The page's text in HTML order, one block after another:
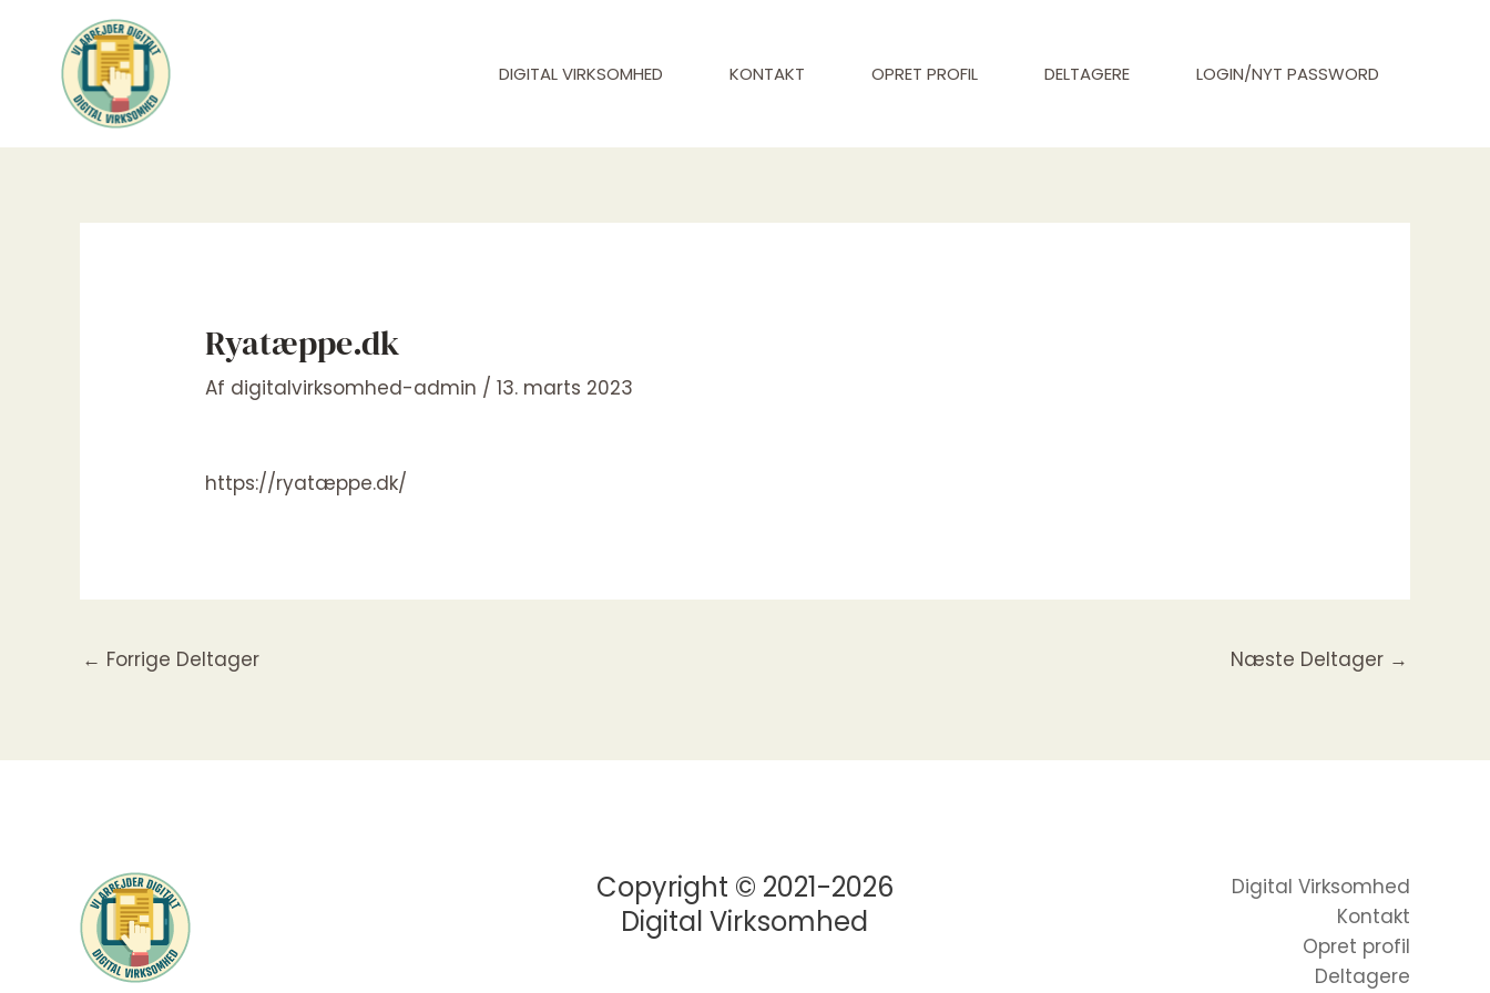
indholdet
DIGITAL VIRKSOMHED KONTAKT OPRET PROFIL DELTAGERE LOGIN/NYT PASSWORD
Ryatæppe.dk
Af digitalvirksomhed-admin /13. marts 2023
https://ryatæppe.dk/
← Forrige Deltager Næste Deltager →
Copyright © 2021-2026
Digital Virksomhed
Digital Virksomhed
Kontakt
Opret profil
Deltagere